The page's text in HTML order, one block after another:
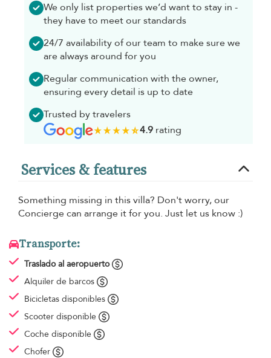
We only list properties we’d want to stay in -
they have to meet our standards
24/7 availability of our team to make sure we
are always around for you
Regular communication with the owner,
ensuring every detail is up to date
Trusted by travelers
4.9rating
Services & features
Something missing in this villa? Don't worry, our
Concierge can arrange it for you. Just let us know :)
Transporte:
Traslado al aeropuerto
Alquiler de barcos
Bicicletas disponibles
Scooter disponible
Coche disponible
Chofer